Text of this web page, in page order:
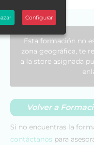
Esta formación no
zona geográfica, te
a la store asignada
Volver a
Si no encuentras la
contáctanos para
Configurar